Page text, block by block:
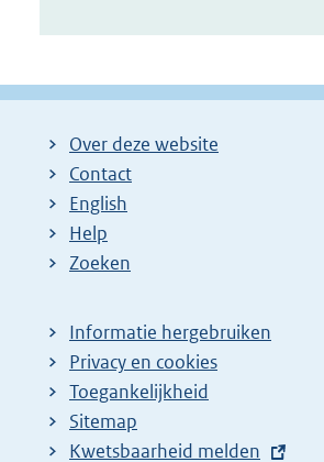
Over deze website
Contact
English
Help
Zoeken
Informatie hergebruiken
Privacy en cookies
Toegankelijkheid
Sitemap
E
Kwetsbaarheid melden